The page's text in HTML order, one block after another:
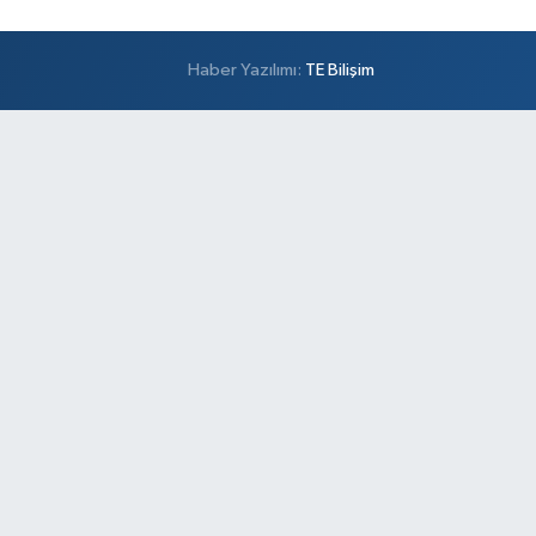
Haber Yazılımı: TE Bilişim